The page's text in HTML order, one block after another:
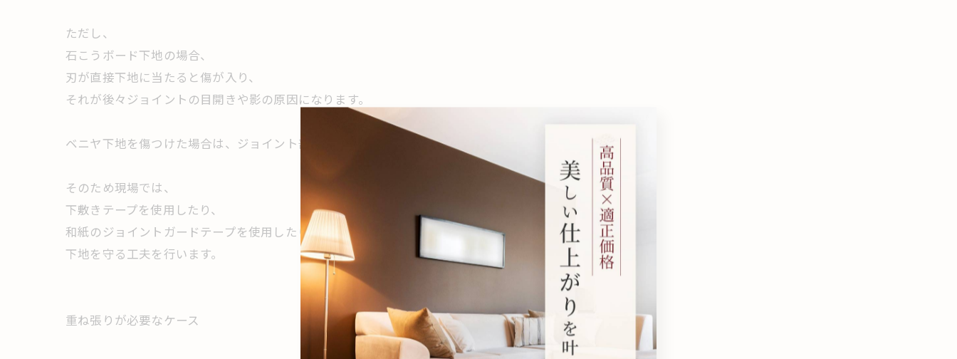
ただし、
石こうボード下地の場合、
刃が直接下地に当たると傷が入り、
それが後々ジョイントの目開きや影の原因になります。
ベニヤ下地を傷つけた場合は、ジョイント部から灰汁が出てくる可能性もあります。
そのため現場では、
下敷きテープを使用したり、
和紙のジョイントガードテープを使用したり
下地を守る工夫を行います。
重ね張りが必要なケース